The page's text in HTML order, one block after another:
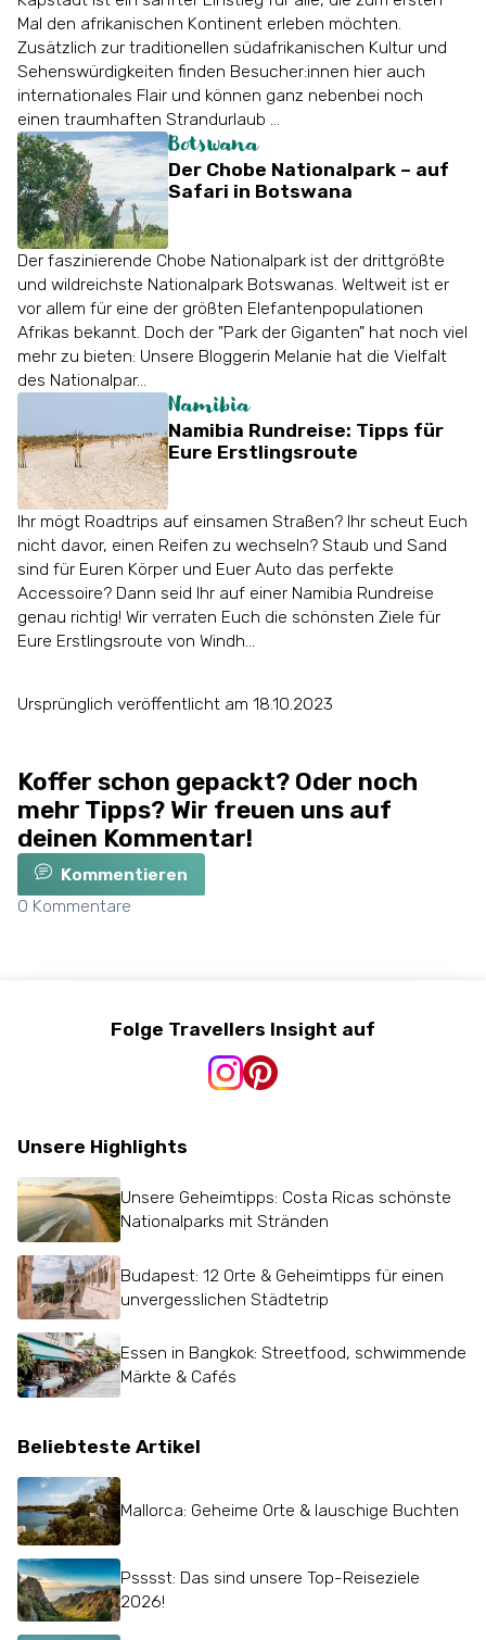
Mal den afrikanischen Kontinent erleben möchten.
Zusätzlich zur traditionellen südafrikanischen Kultur und
Sehenswürdigkeiten finden Besucher:innen hier auch
internationales Flair und können ganz nebenbei noch
einen traumhaften Strandurlaub ...
Botswana
Der Chobe Nationalpark – auf
Safari in Botswana
Der faszinierende Chobe Nationalpark ist der drittgrößte
und wildreichste Nationalpark Botswanas. Weltweit ist er
vor allem für eine der größten Elefantenpopulationen
Afrikas bekannt. Doch der "Park der Giganten" hat noch viel
mehr zu bieten: Unsere Bloggerin Melanie hat die Vielfalt
des Nationalpar...
Namibia
Namibia Rundreise: Tipps für
Eure Erstlingsroute
Ihr mögt Roadtrips auf einsamen Straßen? Ihr scheut Euch
nicht davor, einen Reifen zu wechseln? Staub und Sand
sind für Euren Körper und Euer Auto das perfekte
Accessoire? Dann seid Ihr auf einer Namibia Rundreise
genau richtig! Wir verraten Euch die schönsten Ziele für
Eure Erstlingsroute von Windh...
Ursprünglich veröffentlicht am 18.10.2023
Koffer schon gepackt? Oder noch
mehr Tipps? Wir freuen uns auf
deinen Kommentar!
Kommentieren
0 Kommentare
Folge Travellers Insight auf
Unsere Highlights
Unsere Geheimtipps: Costa Ricas schönste
Nationalparks mit Stränden
Budapest: 12 Orte & Geheimtipps für einen
unvergesslichen Städtetrip
Essen in Bangkok: Streetfood, schwimmende
Märkte & Cafés
Beliebteste Artikel
Mallorca: Geheime Orte & lauschige Buchten
Psssst: Das sind unsere Top-Reiseziele
2026!